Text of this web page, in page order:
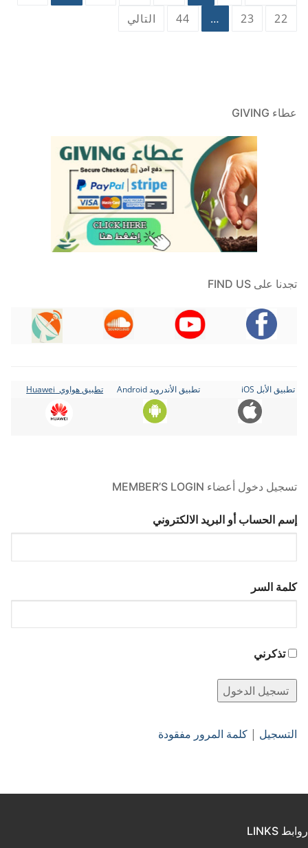
صفحات
22
23
…
44 التالي
عطاء GIVING
تجدنا على FIND US
تطبيق الأبل iOS تطبيق الأندرويد Android تطبيق هواوي Huawei
تسجيل دخول أعضاء MEMBER’S LOGIN
إسم الحساب أو البريد الالكتروني
كلمة السر
تذكرني
التسجيل | كلمة المرور مفقودة
روابط LINKS